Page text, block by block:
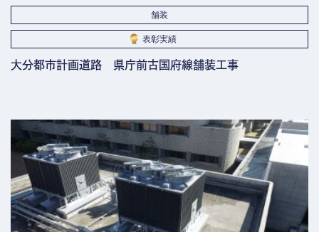
舗装
表彰実績
大分都市計画道路 県庁前古国府線舗装工事